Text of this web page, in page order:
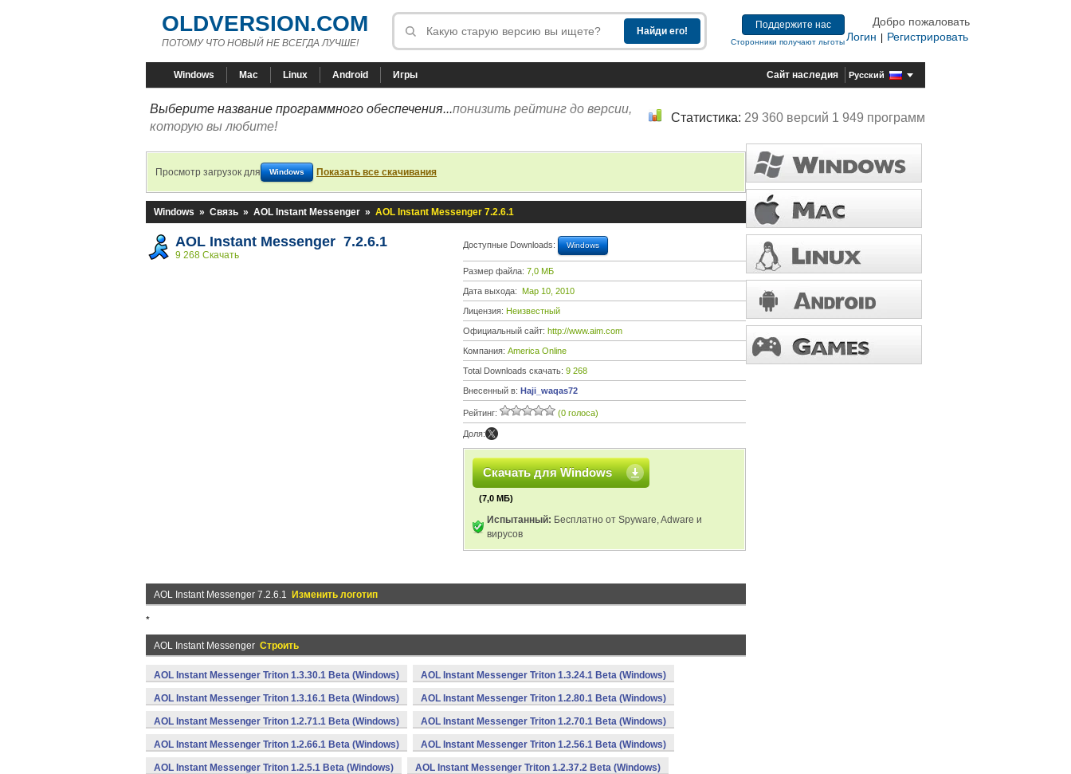
OLDVERSION.COM
ПОТОМУ ЧТО НОВЫЙ НЕ ВСЕГДА ЛУЧШЕ!
Поддержите нас
Сторонники получают льготы
Добро пожаловать
Логин
Регистрировать
Windows Mac Linux Android Игры Сайт наследия Русский
Выберите название программного обеспечения...понизить рейтинг до версии,
которую вы любите!
Статистика: 29 360 версий 1 949 программ
Просмотр загрузок для Windows Показать все скачивания
Windows » Связь » AOL Instant Messenger » AOL Instant Messenger 7.2.6.1
AOL Instant Messenger 7.2.6.1
9 268 Скачать
Доступные Downloads: Windows
Размер файла: 7,0 МБ
Дата выхода: Мар 10, 2010
Лицензия: Неизвестный
Официальный сайт: http://www.aim.com
Компания: America Online
Total Downloads скачать: 9 268
Внесенный в: Haji_waqas72
Рейтинг: (0 голоса)
Доля:
Скачать для Windows
(7,0 МБ)
Испытанный: Бесплатно от Spyware, Adware и
вирусов
AOL Instant Messenger 7.2.6.1 Изменить логотип
*
AOL Instant Messenger Строить
AOL Instant Messenger Triton 1.3.30.1 Beta (Windows) AOL Instant Messenger Triton 1.3.24.1 Beta (Windows)
AOL Instant Messenger Triton 1.3.16.1 Beta (Windows) AOL Instant Messenger Triton 1.2.80.1 Beta (Windows)
AOL Instant Messenger Triton 1.2.71.1 Beta (Windows) AOL Instant Messenger Triton 1.2.70.1 Beta (Windows)
AOL Instant Messenger Triton 1.2.66.1 Beta (Windows) AOL Instant Messenger Triton 1.2.56.1 Beta (Windows)
AOL Instant Messenger Triton 1.2.5.1 Beta (Windows) AOL Instant Messenger Triton 1.2.37.2 Beta (Windows)